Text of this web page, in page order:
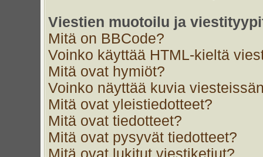
Viestien muotoilu ja
Mitä on BBCode?
Voinko käyttää HTML-kieltä
Mitä ovat hymiöt?
Voinko näyttää kuvia
Mitä ovat yleistiedotteet?
Mitä ovat tiedotteet?
Mitä ovat pysyvät tiedotteet?
Mitä ovat lukitut viestiketjut?